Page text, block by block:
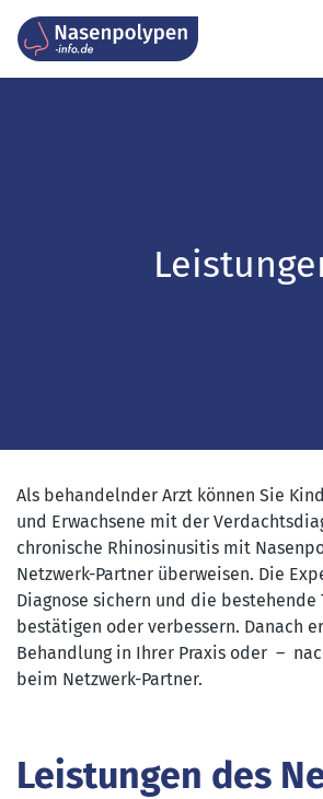
Site Logo
Als behandelnder Arzt können Sie
und Erwachsene mit der
chronische Rhinosinusitis mit
Netzwerk-Partner überweisen. Die
Diagnose sichern und die bestehende
bestätigen oder verbessern. Danach
Behandlung in Ihrer Praxis oder –
beim Netzwerk-Partner.
Leistungen des